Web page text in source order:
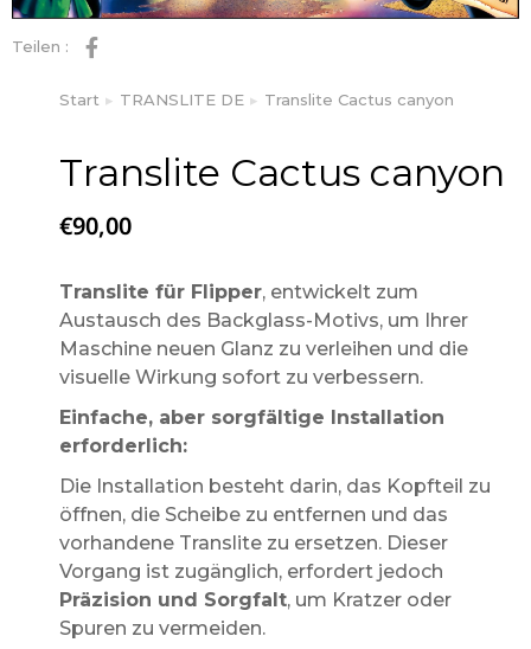
Teilen :
Sie befinden sich hier:
Start TRANSLITE DE Translite Cactus canyon
Translite Cactus canyon
€90,00
Translite für Flipper, entwickelt zum
Austausch des Backglass-Motivs, um Ihrer
Maschine neuen Glanz zu verleihen und die
visuelle Wirkung sofort zu verbessern.
Einfache, aber sorgfältige Installation
erforderlich:
Die Installation besteht darin, das Kopfteil zu
öffnen, die Scheibe zu entfernen und das
vorhandene Translite zu ersetzen. Dieser
Vorgang ist zugänglich, erfordert jedoch
Präzision und Sorgfalt, um Kratzer oder
Spuren zu vermeiden.